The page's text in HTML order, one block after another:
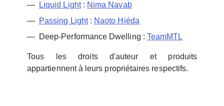
Liquid Light: Nima Navab
Passing Light: Naoto Hiéda
Deep-Performance Dwelling : TeamMTL
Tous les droits d'auteur et produits
appartiennent à leurs propriétaires respectifs.